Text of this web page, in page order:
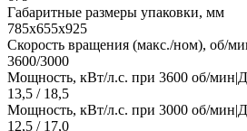
Габаритные размеры упаковки, мм
785х655х925
Скорость вращения (макс./ном), об/
3600/3000
Мощность, кВт/л.с. при 3600 об/
13,5 / 18,5
Мощность, кВт/л.с. при 3000 об/
12,5 / 17,0